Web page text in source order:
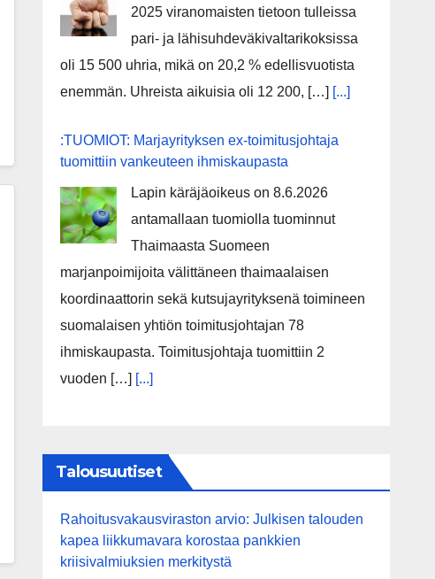
2025 viranomaisten tietoon tulleissa
pari- ja lähisuhdeväkivaltarikoksissa
oli 15 500 uhria, mikä on 20,2 % edellisvuotista
enemmän. Uhreista aikuisia oli 12 200, […] [...]
:TUOMIOT: Marjayrityksen ex-toimitusjohtaja
tuomittiin vankeuteen ihmiskaupasta
Lapin käräjäoikeus on 8.6.2026
antamallaan tuomiolla tuominnut
Thaimaasta Suomeen
marjanpoimijoita välittäneen thaimaalaisen
koordinaattorin sekä kutsujayrityksenä toimineen
suomalaisen yhtiön toimitusjohtajan 78
ihmiskaupasta. Toimitusjohtaja tuomittiin 2
vuoden […] [...]
Talousuutiset
Rahoitusvakausviraston arvio: Julkisen talouden
kapea liikkumavara korostaa pankkien
kriisivalmiuksien merkitystä